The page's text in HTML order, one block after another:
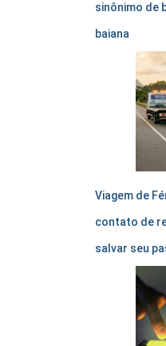
sinônimo de
baiana
Viagem de
contato de
salvar seu